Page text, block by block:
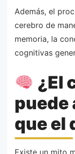
Además, el
cerebro de
memoria, la
cognitivas
¿El
puede
que el
Existe un mito